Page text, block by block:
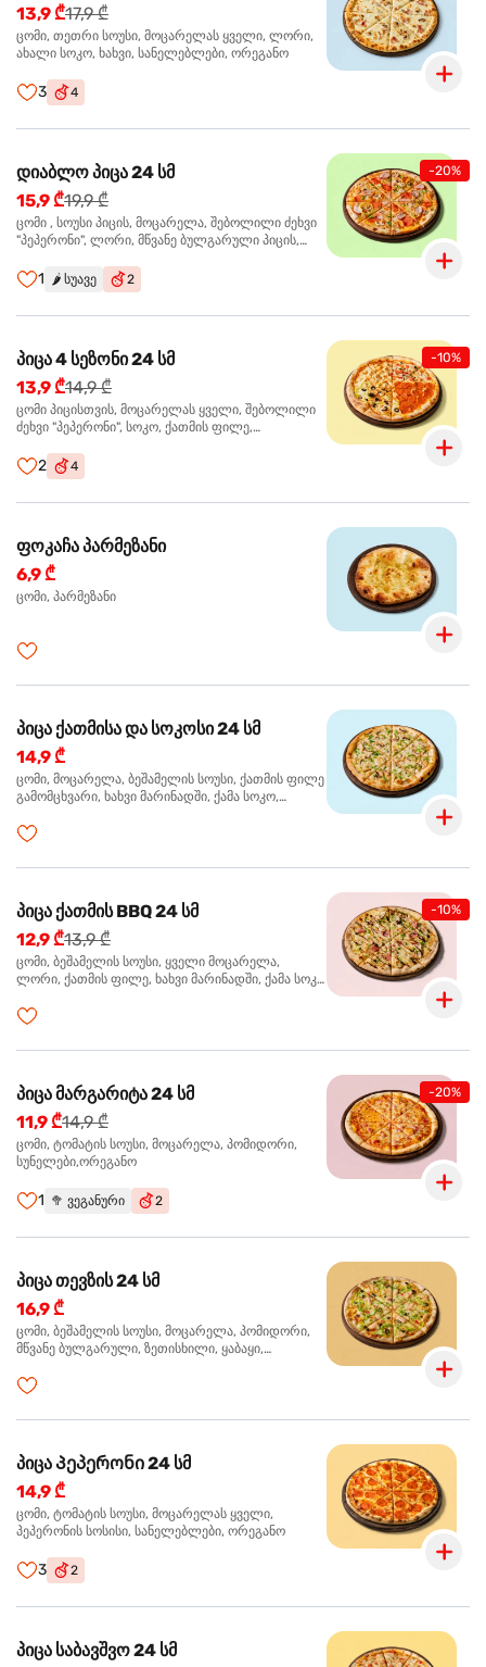
13,9 ₾17,9 ₾
ცომი, თეთრი სოუსი, მოცარელას ყველი, ლორი,
ახალი სოკო, ხახვი, სანელებლები, ორეგანო
3 4
-20%
დიაბლო პიცა 24 სმ
15,9 ₾19,9 ₾
ცომი , სოუსი პიცის, მოცარელა, შებოლილი ძეხვი
"პეპერონი", ლორი, მწვანე ბულგარული პიცის,
1 🌶️ სუავე 2
-10%
პიცა 4 სეზონი 24 სმ
13,9 ₾14,9 ₾
ცომი პიცისთვის, მოცარელას ყველი, შებოლილი
ძეხვი "პეპერონი", სოკო, ქათმის ფილე,
2 4
ფოკაჩა პარმეზანი
6,9 ₾
ცომი, პარმეზანი
პიცა ქათმისა და სოკოსი 24 სმ
14,9 ₾
ცომი, მოცარელა, ბეშამელის სოუსი, ქათმის ფილე
გამომცხვარი, ხახვი მარინადში, ქამა სოკო,
-10%
პიცა ქათმის BBQ 24 სმ
12,9 ₾13,9 ₾
ცომი, ბეშამელის სოუსი, ყველი მოცარელა,
ლორი, ქათმის ფილე, ხახვი მარინადში, ქამა სოკო
-20%
პიცა მარგარიტა 24 სმ
11,9 ₾14,9 ₾
ცომი, ტომატის სოუსი, მოცარელა, პომიდორი,
სუნელები,ორეგანო
1 🥦 ვეგანური 2
პიცა თევზის 24 სმ
16,9 ₾
ცომი, ბეშამელის სოუსი, მოცარელა, პომიდორი,
მწვანე ბულგარული, ზეთისხილი, ყაბაყი,
ორეგანო
პიცა Პეპერონი 24 სმ
14,9 ₾
ცომი, ტომატის სოუსი, მოცარელას ყველი,
პეპერონის სოსისი, სანელებლები, ორეგანო
3 2
პიცა საბავშვო 24 სმ